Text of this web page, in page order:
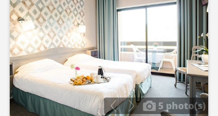
5 photo(s)